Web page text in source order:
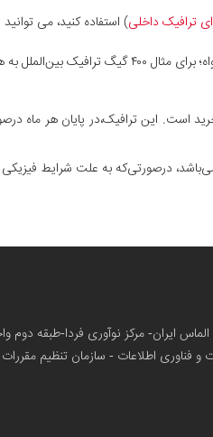
ترافیک داخلی) استفاده کنید، می توانید ۱.۰۰۰ گیگ ترافیک داخلی استفاده کنید،
داخلی استفاده کنید.
است. این ترافیک،در پایان هر ماه
درصورتی‌که به علت شرایط
ایران- مرکز نوآوری فردا-طبقه دوم
و فناوری اطلاعات - سازمان تنظیم